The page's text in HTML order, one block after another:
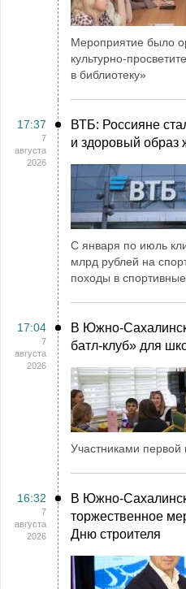
Мероприятие было
культурно-
в библиотеку»
17:37
7
августа
2026
ВТБ: Россияне
и здоровый образ
С января по июль
млрд рублей на
походы в
17:04
7
августа
2026
В Южно-
батл-клуб» для
Участниками первой
16:32
7
августа
2026
В Южно-
торжественное
Дню строителя